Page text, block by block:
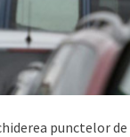
punctelor